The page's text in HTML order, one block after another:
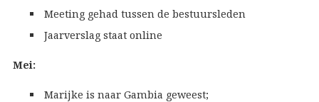
Meeting gehad tussen de bestuursleden
Jaarverslag staat online
Mei:
Marijke is naar Gambia geweest;